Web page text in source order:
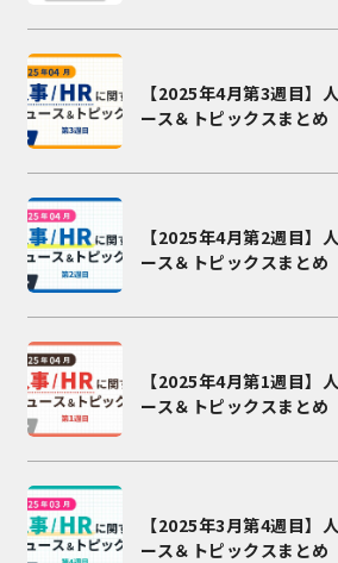
【2025年4月第3週目】
ース＆トピックスまとめ
【2025年4月第2週目】
ース＆トピックスまとめ
【2025年4月第1週目】
ース＆トピックスまとめ
【2025年3月第4週目】
ース＆トピックスまとめ